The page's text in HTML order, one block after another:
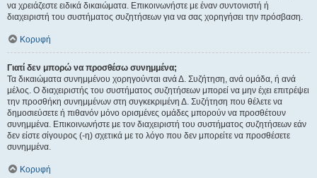
να χρειάζεστε ειδικά δικαιώματα. Επικοινωνήστε με έναν συντονιστή ή
διαχειριστή του συστήματος συζητήσεων για να σας χορηγήσει την πρόσβαση.
Κορυφή
Γιατί δεν μπορώ να προσθέσω συνημμένα;
Τα δικαιώματα συνημμένου χορηγούνται ανά Δ. Συζήτηση, ανά ομάδα, ή ανά
μέλος. Ο διαχειριστής του συστήματος συζητήσεων μπορεί να μην έχει επιτρέψει
την προσθήκη συνημμένων στη συγκεκριμένη Δ. Συζήτηση που θέλετε να
δημοσιεύσετε ή πιθανόν μόνο ορισμένες ομάδες μπορούν να προσθέτουν
συνημμένα. Επικοινωνήστε με τον διαχειριστή του συστήματος συζητήσεων εάν
δεν είστε σίγουρος (-η) σχετικά με το λόγο που δεν μπορείτε να προσθέσετε
συνημμένα.
Κορυφή